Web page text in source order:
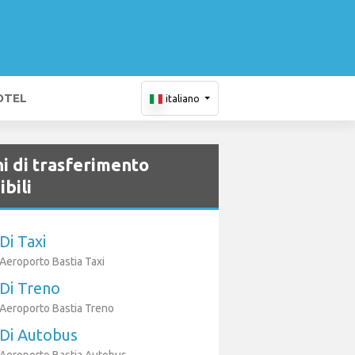
italiano
di trasferimento
Di Taxi
Aeroporto Bastia Taxi
Di Treno
Aeroporto Bastia Treno
Di Autobus